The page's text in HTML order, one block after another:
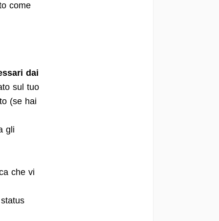
come
dai
sul tuo
(se hai
gli
che vi